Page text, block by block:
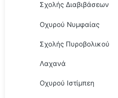
Σχολής Διαβιβάσεων
Οχυρού Νυμφαίας
Σχολής Πυροβολικού
Λαχανά
Οχυρού Ιστίμπεη